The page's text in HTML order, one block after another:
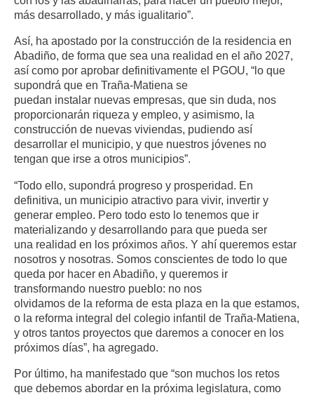
más desarrollado, y más igualitario”.
Así, ha apostado por la construcción de la residencia en
Abadiño, de forma que sea una realidad en el año 2027,
así como por aprobar definitivamente el PGOU, “lo que
supondrá que en Traña-Matiena se
puedan instalar nuevas empresas, que sin duda, nos
proporcionarán riqueza y empleo, y asimismo, la
construcción de nuevas viviendas, pudiendo así
desarrollar el municipio, y que nuestros jóvenes no
tengan que irse a otros municipios”.
“Todo ello, supondrá progreso y prosperidad. En
definitiva, un municipio atractivo para vivir, invertir y
generar empleo. Pero todo esto lo tenemos que ir
materializando y desarrollando para que pueda ser
una realidad en los próximos años. Y ahí queremos estar
nosotros y nosotras. Somos conscientes de todo lo que
queda por hacer en Abadiño, y queremos ir
transformando nuestro pueblo: no nos
olvidamos de la reforma de esta plaza en la que estamos,
o la reforma integral del colegio infantil de Traña-Matiena,
y otros tantos proyectos que daremos a conocer en los
próximos días”, ha agregado.
Por último, ha manifestado que “son muchos los retos
que debemos abordar en la próxima legislatura, como